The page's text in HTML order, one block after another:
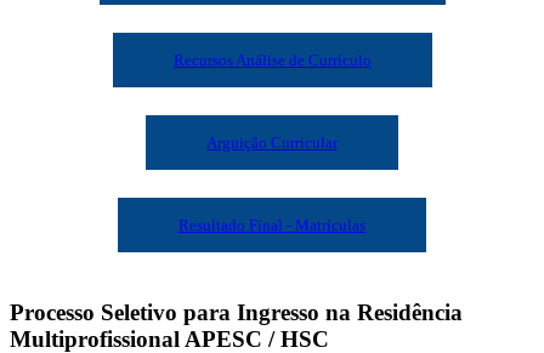
Recursos Análise de Currículo
Arguição Curricular
Resultado Final - Matrículas
Processo Seletivo para Ingresso na Residência
Multiprofissional APESC / HSC